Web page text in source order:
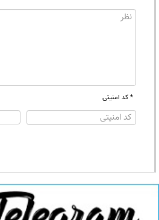
* کد امنیتی